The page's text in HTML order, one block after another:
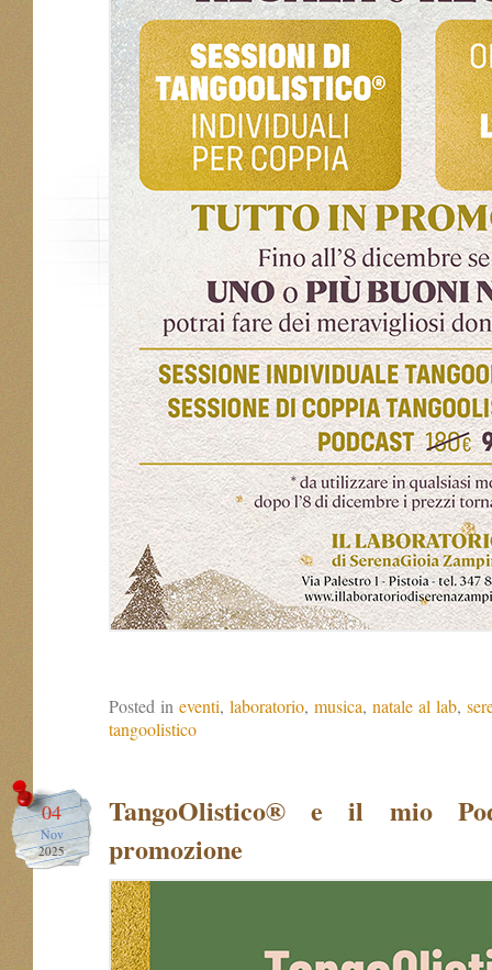
Posted in eventi, laboratorio, musica, natale al lab,
tangoolistico
04
Nov
2025
TangoOlistico® e il mio
promozione